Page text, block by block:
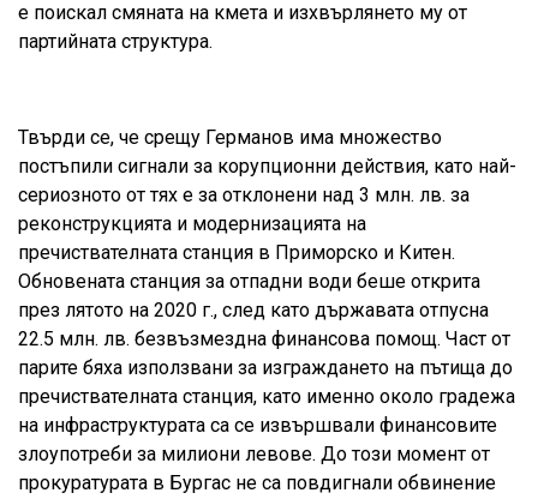
е поискал смяната на кмета и изхвърлянето му от
партийната структура.
Твърди се, че срещу Германов има множество
постъпили сигнали за корупционни действия, като най-
сериозното от тях е за отклонени над 3 млн. лв. за
реконструкцията и модернизацията на
пречиствателната станция в Приморско и Китен.
Обновената станция за отпадни води беше открита
през лятото на 2020 г., след като държавата отпусна
22.5 млн. лв. безвъзмездна финансова помощ. Част от
парите бяха използвани за изграждането на пътища до
пречиствателната станция, като именно около градежа
на инфраструктурата са се извършвали финансовите
злоупотреби за милиони левове. До този момент от
прокуратурата в Бургас не са повдигнали обвинение